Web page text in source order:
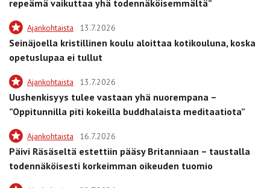
repeämä vaikuttaa yhä todennäköisemmältä”
Ajankohtaista 13.7.2026
Seinäjoella kristillinen koulu aloittaa kotikouluna, koska
opetuslupaa ei tullut
Ajankohtaista 13.7.2026
Uushenkisyys tulee vastaan yhä nuorempana –
”Oppitunnilla piti kokeilla buddhalaista meditaatiota”
Ajankohtaista 16.7.2026
Päivi Räsäseltä estettiin pääsy Britanniaan – taustalla
todennäköisesti korkeimman oikeuden tuomio